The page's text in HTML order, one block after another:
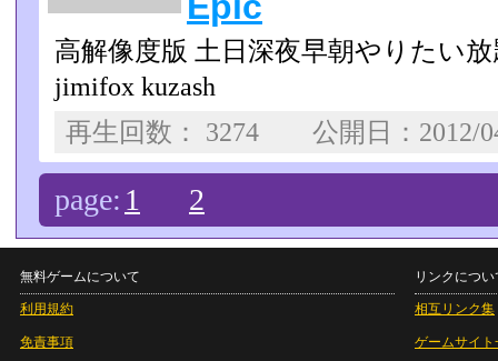
高解像度版 土日深夜早朝やりたい
jimifox kuzash
再生回数： 3274 公開日：
page: 1 2
無料ゲームについて
利用規約
免責事項
リンクについ
相互リンク集
ゲームサイト